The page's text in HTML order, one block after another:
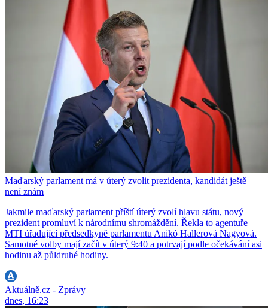
Maďarský parlament má v úterý zvolit prezidenta, kandidát ještě
není znám
Jakmile maďarský parlament příští úterý zvolí hlavu státu, nový
prezident promluví k národnímu shromáždění. Řekla to agentuře
MTI úřadující předsedkyně parlamentu Anikó Hallerová Nagyová.
Samotné volby mají začít v úterý 9:40 a potrvají podle očekávání asi
hodinu až půldruhé hodiny.
Aktuálně.cz - Zprávy
dnes, 16:23